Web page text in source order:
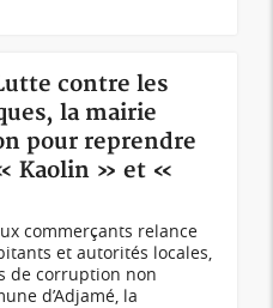
contre les
la mairie
pour reprendre
Kaolin » et «
commerçants relance
et autorités locales,
de corruption non
d’Adjamé, la